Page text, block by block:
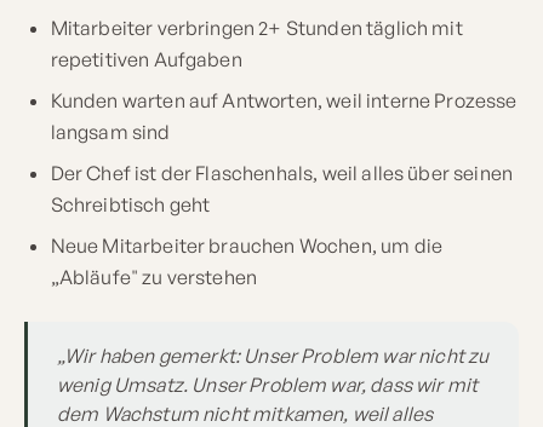
Mitarbeiter verbringen 2+ Stunden täglich mit
repetitiven Aufgaben
Kunden warten auf Antworten, weil interne Prozesse
langsam sind
Der Chef ist der Flaschenhals, weil alles über seinen
Schreibtisch geht
Neue Mitarbeiter brauchen Wochen, um die
„Abläufe" zu verstehen
„Wir haben gemerkt: Unser Problem war nicht zu
wenig Umsatz. Unser Problem war, dass wir mit
dem Wachstum nicht mitkamen, weil alles